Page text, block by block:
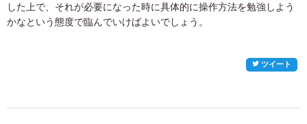
した上で、それが必要になった時に具体的に操作方法を勉強しよう
かなという態度で臨んでいけばよいでしょう。
ツイート